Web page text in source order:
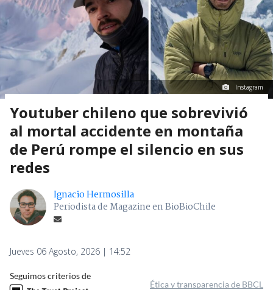
Instagram
Youtuber chileno que sobrevivió
al mortal accidente en montaña
de Perú rompe el silencio en sus
redes
Ignacio Hermosilla
Periodista de Magazine en BioBioChile
Jueves 06 Agosto, 2026 | 14:52
Seguimos criterios de
Ética y transparencia de BBCL